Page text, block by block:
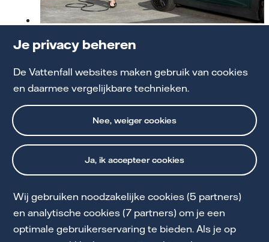
Je privacy beheren
De Vattenfall websites maken gebruik van cookies
en daarmee vergelijkbare technieken.
Ja, ik accepteer cookies
Nee, weiger cookies
Wij gebruiken noodzakelijke cookies (5 partners)
en analytische cookies (7 partners) om je een
optimale gebruikerservaring te bieden. Als je op
Ontdek de voordelen
Cookie Statement
Privacy en Voorwaarden